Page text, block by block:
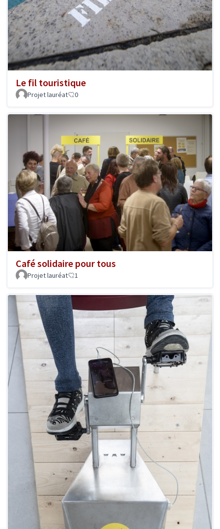
Le fil touristique
Projet lauréat 0
Café solidaire pour tous
Projet lauréat 1